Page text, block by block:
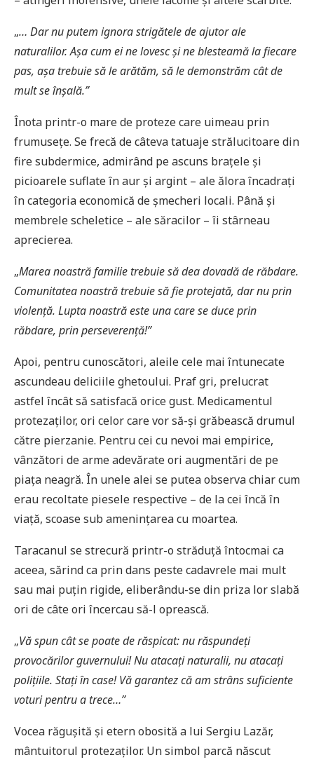
„… Dar nu putem ignora strigătele de ajutor ale
naturalilor. Așa cum ei ne lovesc și ne blesteamă la fiecare
pas, așa trebuie să le arătăm, să le demonstrăm cât de
mult se înșală.”
Înota printr-o mare de proteze care uimeau prin
frumusețe. Se frecă de câteva tatuaje strălucitoare din
fire subdermice, admirând pe ascuns brațele și
picioarele suflate în aur și argint – ale ălora încadrați
în categoria economică de șmecheri locali. Până și
membrele scheletice – ale săracilor – îi stârneau
aprecierea.
„Marea noastră familie trebuie să dea dovadă de răbdare.
Comunitatea noastră trebuie să fie protejată, dar nu prin
violență. Lupta noastră este una care se duce prin
răbdare, prin perseverență!”
Apoi, pentru cunoscători, aleile cele mai întunecate
ascundeau deliciile ghetoului. Praf gri, prelucrat
astfel încât să satisfacă orice gust. Medicamentul
protezaților, ori celor care vor să-și grăbească drumul
către pierzanie. Pentru cei cu nevoi mai empirice,
vânzători de arme adevărate ori augmentări de pe
piața neagră. În unele alei se putea observa chiar cum
erau recoltate piesele respective – de la cei încă în
viață, scoase sub amenințarea cu moartea.
Taracanul se strecură printr-o străduță întocmai ca
aceea, sărind ca prin dans peste cadavrele mai mult
sau mai puțin rigide, eliberându-se din priza lor slabă
ori de câte ori încercau să-l oprească.
„Vă spun cât se poate de răspicat: nu răspundeți
provocărilor guvernului! Nu atacați naturalii, nu atacați
polițiile. Stați în case! Vă garantez că am strâns suficiente
voturi pentru a trece…”
Vocea răgușită și etern obosită a lui Sergiu Lazăr,
mântuitorul protezaților. Un simbol parcă născut